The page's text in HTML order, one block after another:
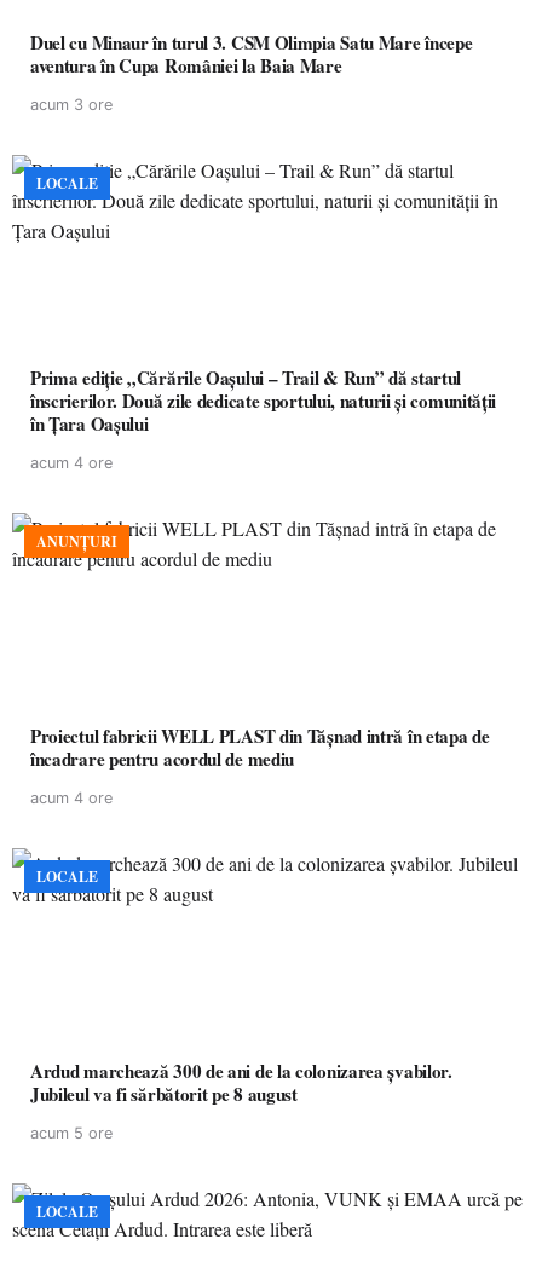
Duel cu Minaur în turul 3. CSM Olimpia Satu Mare începe
aventura în Cupa României la Baia Mare
acum 3 ore
LOCALE
Prima ediție „Cărările Oașului – Trail & Run” dă startul
înscrierilor. Două zile dedicate sportului, naturii și comunității
în Țara Oașului
acum 4 ore
ANUNȚURI
Proiectul fabricii WELL PLAST din Tășnad intră în etapa de
încadrare pentru acordul de mediu
acum 4 ore
LOCALE
Ardud marchează 300 de ani de la colonizarea șvabilor.
Jubileul va fi sărbătorit pe 8 august
acum 5 ore
LOCALE